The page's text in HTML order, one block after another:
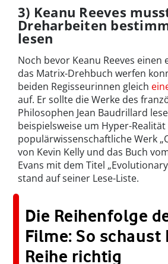
3) Keanu Reeves
Dreharbeiten
lesen
Noch bevor Keanu Reeves einen
das Matrix-Drehbuch werfen
beiden Regisseurinnen gleich
auf. Er sollte die Werke des
Philosophen Jean Baudrillard
beispielsweise um Hyper-
populärwissenschaftliche Werk
von Kevin Kelly und das Buch
Evans mit dem Titel
stand auf seiner Lese-Liste.
Die Reihenfolge
Filme: So schaust
Reihe richtig